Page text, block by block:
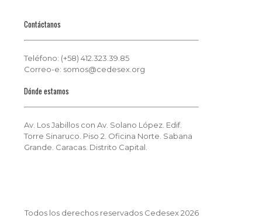
Contáctanos
Teléfono: (+58) 412.323.39.85
Correo-e: somos@cedesex.org
Dónde estamos
Av. Los Jabillos con Av. Solano López. Edif.
Torre Sinaruco. Piso 2. Oficina Norte. Sabana
Grande. Caracas. Distrito Capital.
Todos los derechos reservados Cedesex 2026